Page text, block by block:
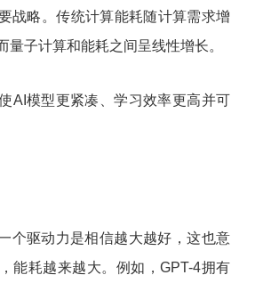
战略。传统计算能耗随计算需求增
量子计算和能耗之间呈线性增长。
AI模型更紧凑、学习效率更高并可
个驱动力是相信越大越好，这也意
能耗越来越大。例如，GPT-4拥有